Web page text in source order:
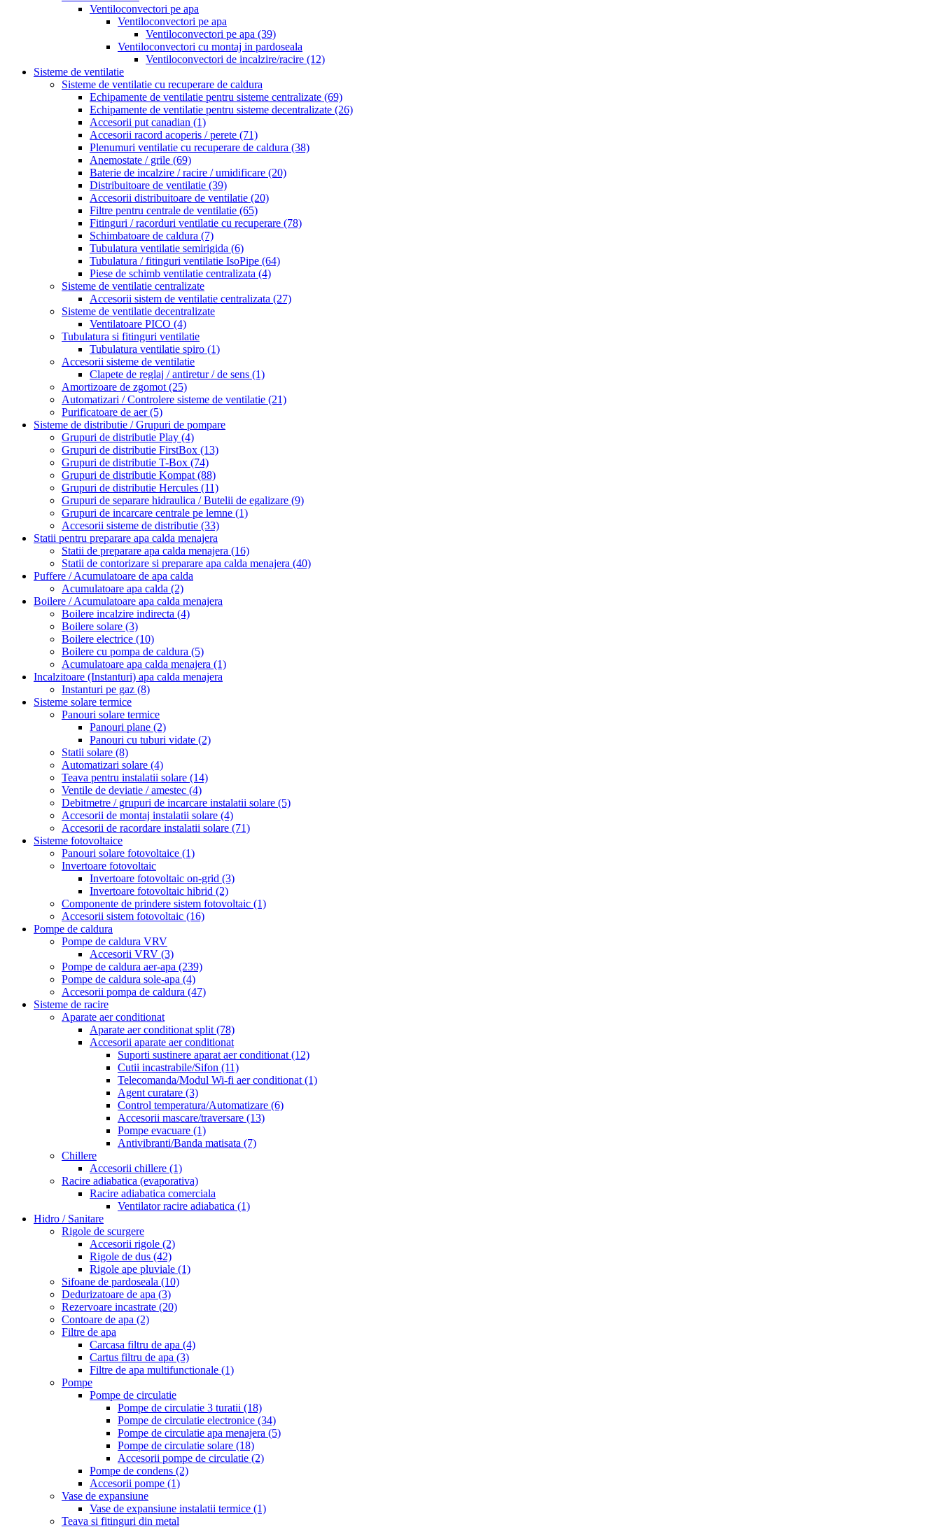
Ventiloconvectori pe apa
Ventiloconvectori pe apa
Ventiloconvectori pe apa (39)
Ventiloconvectori cu montaj in pardoseala
Ventiloconvectori de incalzire/racire (12)
Sisteme de ventilatie
Sisteme de ventilatie cu recuperare de caldura
Echipamente de ventilatie pentru sisteme centralizate (69)
Echipamente de ventilatie pentru sisteme decentralizate (26)
Accesorii put canadian (1)
Accesorii racord acoperis / perete (71)
Plenumuri ventilatie cu recuperare de caldura (38)
Anemostate / grile (69)
Baterie de incalzire / racire / umidificare (20)
Distribuitoare de ventilatie (39)
Accesorii distribuitoare de ventilatie (20)
Filtre pentru centrale de ventilatie (65)
Fitinguri / racorduri ventilatie cu recuperare (78)
Schimbatoare de caldura (7)
Tubulatura ventilatie semirigida (6)
Tubulatura / fitinguri ventilatie IsoPipe (64)
Piese de schimb ventilatie centralizata (4)
Sisteme de ventilatie centralizate
Accesorii sistem de ventilatie centralizata (27)
Sisteme de ventilatie decentralizate
Ventilatoare PICO (4)
Tubulatura si fitinguri ventilatie
Tubulatura ventilatie spiro (1)
Accesorii sisteme de ventilatie
Clapete de reglaj / antiretur / de sens (1)
Amortizoare de zgomot (25)
Automatizari / Controlere sisteme de ventilatie (21)
Purificatoare de aer(5)
Sisteme de distributie / Grupuri de pompare
Grupuri de distributie Play (4)
Grupuri de distributie FirstBox (13)
Grupuri de distributie T-Box (74)
Grupuri de distributie Kompat (88)
Grupuri de distributie Hercules (11)
Grupuri de separare hidraulica / Butelii de egalizare (9)
Grupuri de incarcare centrale pe lemne (1)
Accesorii sisteme de distributie (33)
Statii pentru preparare apa calda menajera
Statii de preparare apa calda menajera (16)
Statii de contorizare si preparare apa calda menajera (40)
Puffere / Acumulatoare de apa calda
Acumulatoare apa calda (2)
Boilere / Acumulatoare apa calda menajera
Boilere incalzire indirecta (4)
Boilere solare (3)
Boilere electrice (10)
Boilere cu pompa de caldura (5)
Acumulatoare apa calda menajera (1)
Incalzitoare (Instanturi) apa calda menajera
Instanturi pe gaz (8)
Sisteme solare termice
Panouri solare termice
Panouri plane (2)
Panouri cu tuburi vidate (2)
Statii solare (8)
Automatizari solare (4)
Teava pentru instalatii solare (14)
Ventile de deviatie / amestec (4)
Debitmetre / grupuri de incarcare instalatii solare (5)
Accesorii de montaj instalatii solare (4)
Accesorii de racordare instalatii solare (71)
Sisteme fotovoltaice
Panouri solare fotovoltaice (1)
Invertoare fotovoltaic
Invertoare fotovoltaic on-grid (3)
Invertoare fotovoltaic hibrid (2)
Componente de prindere sistem fotovoltaic (1)
Accesorii sistem fotovoltaic (16)
Pompe de caldura
Pompe de caldura VRV
Accesorii VRV (3)
Pompe de caldura aer-apa (239)
Pompe de caldura sole-apa (4)
Accesorii pompa de caldura (47)
Sisteme de racire
Aparate aer conditionat
Aparate aer conditionat split (78)
Accesorii aparate aer conditionat
Suporti sustinere aparat aer conditionat (12)
Cutii incastrabile/Sifon (11)
Telecomanda/Modul Wi-fi aer conditionat (1)
Agent curatare (3)
Control temperatura/Automatizare (6)
Accesorii mascare/traversare (13)
Pompe evacuare (1)
Antivibranti/Banda matisata (7)
Chillere
Accesorii chillere (1)
Racire adiabatica (evaporativa)
Racire adiabatica comerciala
Ventilator racire adiabatica (1)
Hidro / Sanitare
Rigole de scurgere
Accesorii rigole (2)
Rigole de dus (42)
Rigole ape pluviale (1)
Sifoane de pardoseala (10)
Dedurizatoare de apa (3)
Rezervoare incastrate (20)
Contoare de apa (2)
Filtre de apa
Carcasa filtru de apa (4)
Cartus filtru de apa (3)
Filtre de apa multifunctionale (1)
Pompe
Pompe de circulatie
Pompe de circulatie 3 turatii (18)
Pompe de circulatie electronice (34)
Pompe de circulatie apa menajera (5)
Pompe de circulatie solare (18)
Accesorii pompe de circulatie (2)
Pompe de condens (2)
Accesorii pompe (1)
Vase de expansiune
Vase de expansiune instalatii termice (1)
Teava si fitinguri din metal